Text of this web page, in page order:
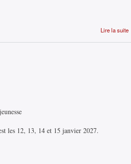
Lire la suite
les 12, 13, 14 et 15 janvier 2027.